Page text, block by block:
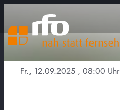
Fr., 12.09.2025 , 08:00 Uhr